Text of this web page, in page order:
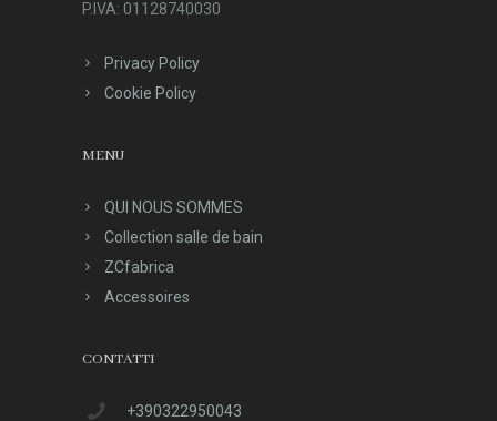
P.IVA: 01128740030
Privacy Policy
Cookie Policy
MENU
QUI NOUS SOMMES
Collection salle de bain
ZCfabrica
Accessoires
CONTATTI
+390322950043